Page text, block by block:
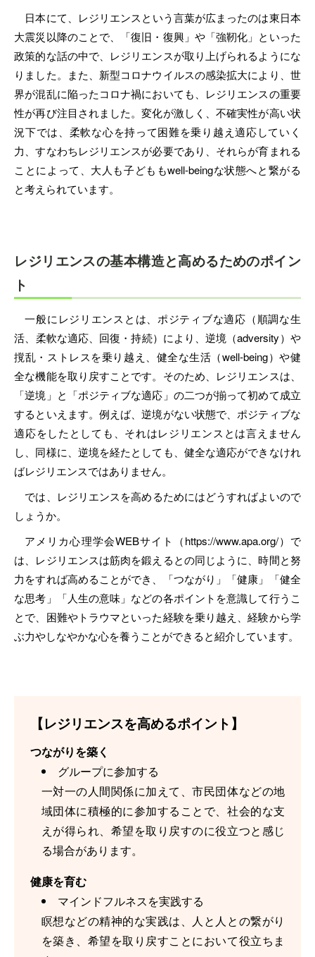
日本にて、レジリエンスという言葉が広まったのは東日本
大震災以降のことで、「復旧・復興」や「強靭化」といった
政策的な話の中で、レジリエンスが取り上げられるようにな
りました。また、新型コロナウイルスの感染拡大により、世
界が混乱に陥ったコロナ禍においても、レジリエンスの重要
性が再び注目されました。変化が激しく、不確実性が高い状
況下では、柔軟な心を持って困難を乗り越え適応していく
力、すなわちレジリエンスが必要であり、それらが育まれる
ことによって、大人も子どももwell-beingな状態へと繋がる
と考えられています。
レジリエンスの基本構造と高めるためのポイン
ト
一般にレジリエンスとは、ポジティブな適応（順調な生
活、柔軟な適応、回復・持続）により、逆境（adversity）や
撹乱・ストレスを乗り越え、健全な生活（well-being）や健
全な機能を取り戻すことです。そのため、レジリエンスは、
「逆境」と「ポジティブな適応」の二つが揃って初めて成立
するといえます。例えば、逆境がない状態で、ポジティブな
適応をしたとしても、それはレジリエンスとは言えません
し、同様に、逆境を経たとしても、健全な適応ができなけれ
ばレジリエンスではありません。
では、レジリエンスを高めるためにはどうすればよいので
しょうか。
アメリカ心理学会WEBサイト（https://www.apa.org/）で
は、レジリエンスは筋肉を鍛えるとの同じように、時間と努
力をすれば高めることができ、「つながり」「健康」「健全
な思考」「人生の意味」などの各ポイントを意識して行うこ
とで、困難やトラウマといった経験を乗り越え、経験から学
ぶ力やしなやかな心を養うことができると紹介しています。
【レジリエンスを高めるポイント】
つながりを築く
グループに参加する
一対一の人間関係に加えて、市民団体などの地
域団体に積極的に参加することで、社会的な支
えが得られ、希望を取り戻すのに役立つと感じ
る場合があります。
健康を育む
マインドフルネスを実践する
瞑想などの精神的な実践は、人と人との繋がり
を築き、希望を取り戻すことにおいて役立ちま